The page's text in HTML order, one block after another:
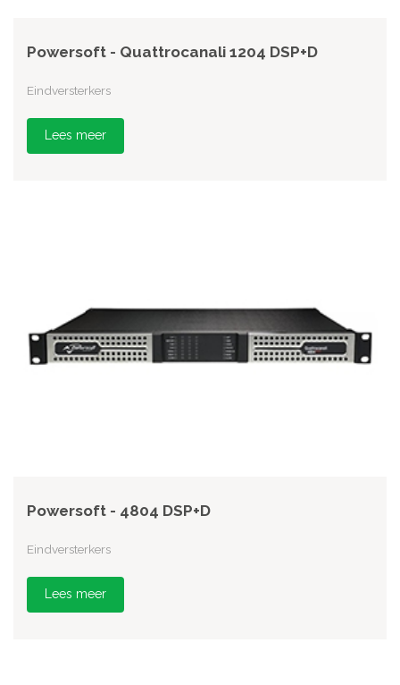
Powersoft - Quattrocanali 1204 DSP+D
Eindversterkers
Lees meer
Powersoft - 4804 DSP+D
Eindversterkers
Lees meer